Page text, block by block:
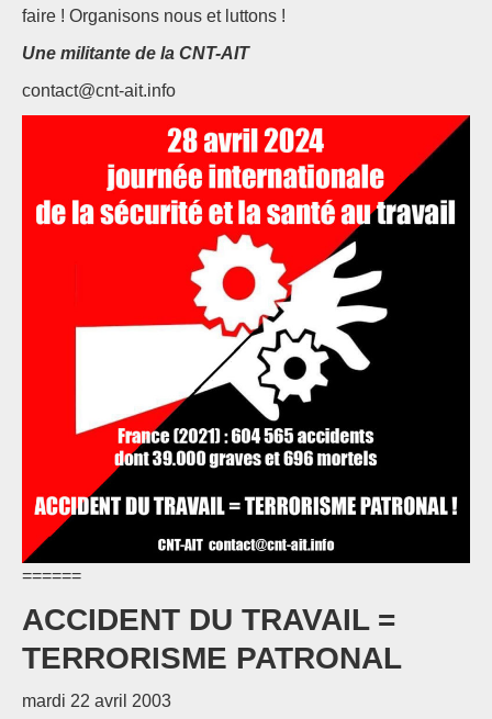
faire ! Organisons nous et luttons !
Une militante de la CNT-AIT
contact@cnt-ait.info
======
ACCIDENT DU TRAVAIL =
TERRORISME PATRONAL
mardi 22 avril 2003